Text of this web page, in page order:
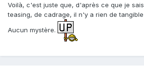
Voilà, c'est juste que, d'après ce que je
teasing, de cadrage, il n'y a rien de
Aucun mystère.